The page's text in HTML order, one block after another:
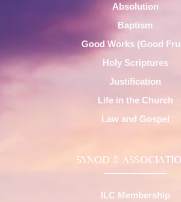
Absolution
Baptism
Good Works (Good
Holy Scriptures
Justification
Life in the Church
Law and Gospel
SYNOD &
ILC Membership